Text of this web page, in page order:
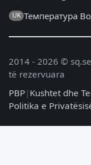
UK Температура
2014 - 2026 ©
të rezervuara
PBP| Kushtet dhe
Politika e